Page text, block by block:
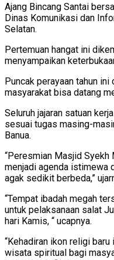
Ajang Bincang Santai
Dinas Komunikasi dan
Selatan.
Pertemuan hangat ini
menyampaikan
Puncak perayaan tahun
masyarakat bisa datang
Seluruh jajaran satuan
sesuai tugas masing-
Banua.
“Peresmian Masjid Syekh
menjadi agenda istimewa
agak sedikit berbeda,”
“Tempat ibadah megah
untuk pelaksanaan salat
hari Kamis, “ ucapnya.
“Kehadiran ikon religi
wisata spiritual bagi